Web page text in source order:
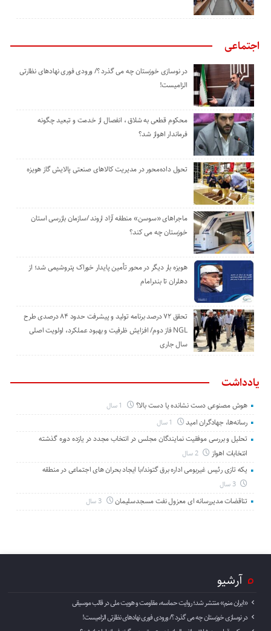
اجتماعی
در نوسازی خوزستان چه می گذرد ؟/ ورودی فوری نهادهای نظارتی
الزامیست!
محکوم قطعی به شلاق ، انفصال از خدمت و تبعید چگونه
فرماندار اهواز شد؟
تحول داده‌محور در مدیریت کالاهای صنعتی پالایش گاز هویزه
ماجراهای «سوسن» منطقه آزاد اروند /سازمان بازرسی استان
خوزستان چه می کند؟
هویزه بار دیگر در محور تأمین پایدار خوراک پتروشیمی شد؛ از
دهلران تا بندرامام
تحقق ۷۲ درصد برنامه تولید و پیشرفت حدود ۸۴ درصدی طرح
NGL فاز دوم/ افزایش ظرفیت و بهبود عملکرد، اولویت اصلی
سال جاری
یادداشت
هوش مصنوعی دست نشانده یا دست بالا؟
رسانه‌ها، جهادگران امید
تحلیل و بررسی موفقیت نمایندگان مجلس در انتخاب مجدد در یازده دوره گذشته
انتخابات اهواز
2 سال
یکه تازی رئیس غیربومی اداره برق گتوند/با ایجاد بحران های اجتماعی در منطقه
3 سال
تناقضات مدیررسانه ای معزول نفت مسجدسلیمان 3 سال
آرشیو
«ایران منم» منتشر شد؛ روایت حماسه، مقاومت و هویت ملی در قالب موسیقی
در نوسازی خوزستان چه می گذرد ؟/ ورودی فوری نهادهای نظارتی الزامیست!